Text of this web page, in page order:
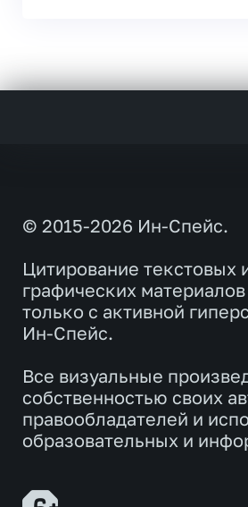
© 2015-2026 Ин-Спейс.
Цитирование текстовых
графических
только с активной
Ин-Спейс.
Все визуальные
собственностью своих
правообладателей и
образовательных и